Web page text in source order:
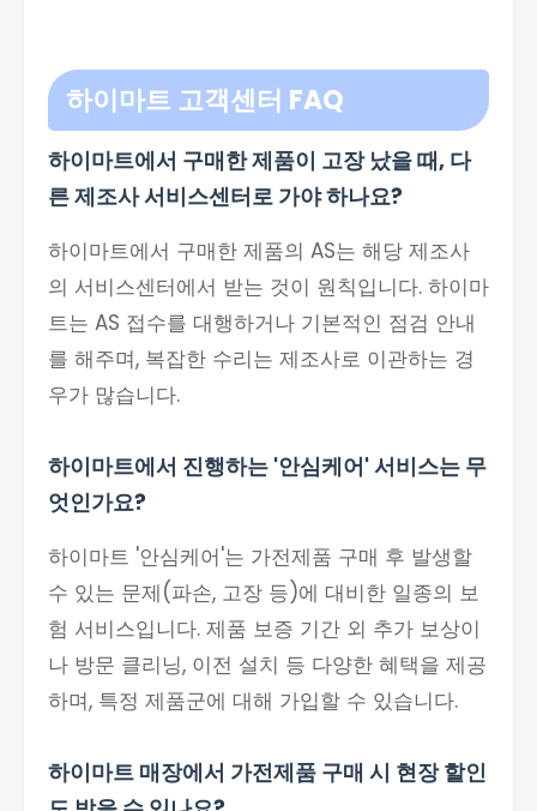
하이마트 고객센터 FAQ
하이마트에서 구매한 제품이 고장 났을 때, 다
른 제조사 서비스센터로 가야 하나요?
하이마트에서 구매한 제품의 AS는 해당 제조사
의 서비스센터에서 받는 것이 원칙입니다. 하이마
트는 AS 접수를 대행하거나 기본적인 점검 안내
를 해주며, 복잡한 수리는 제조사로 이관하는 경
우가 많습니다.
하이마트에서 진행하는 '안심케어' 서비스는 무
엇인가요?
하이마트 '안심케어'는 가전제품 구매 후 발생할
수 있는 문제(파손, 고장 등)에 대비한 일종의 보
험 서비스입니다. 제품 보증 기간 외 추가 보상이
나 방문 클리닝, 이전 설치 등 다양한 혜택을 제공
하며, 특정 제품군에 대해 가입할 수 있습니다.
하이마트 매장에서 가전제품 구매 시 현장 할인